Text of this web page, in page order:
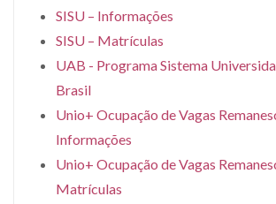
SISU – Informações
SISU – Matrículas
UAB - Programa Sistema
Brasil
Unio+ Ocupação de Vagas
Informações
Unio+ Ocupação de Vagas
Matrículas